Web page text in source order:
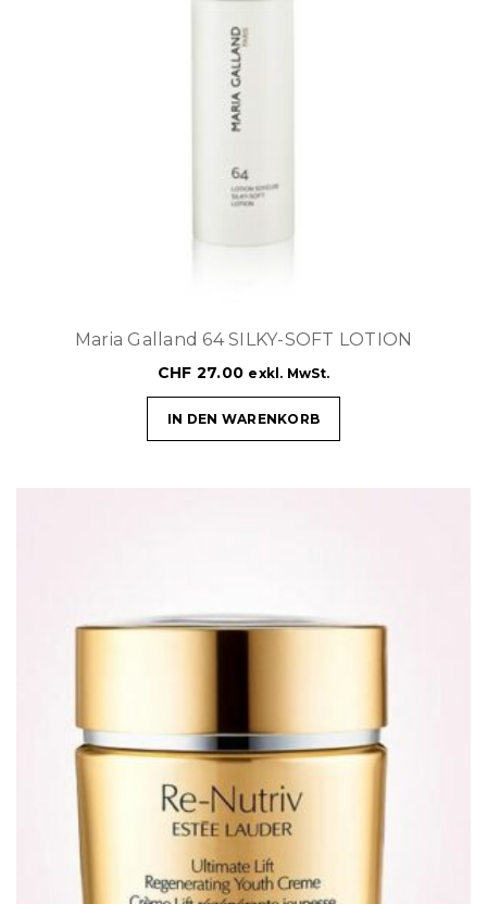
Maria Galland 64 SILKY-SOFT LOTION
CHF 27.00 exkl. MwSt.
IN DEN WARENKORB